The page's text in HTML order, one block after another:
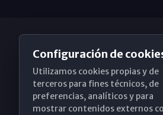
Obispado de
Configuración de
Utilizamos cookies propias y de
terceros para fines técnicos, de
preferencias, analíticos y para
mostrar contenidos externos